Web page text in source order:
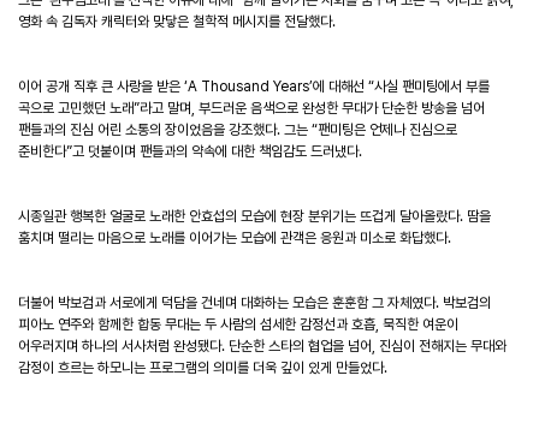
영화 속 김독자 캐릭터와 맞닿은 철학적 메시지를 전달했다.
이어 공개 직후 큰 사랑을 받은 ‘A Thousand Years’에 대해선 “사실 팬미팅에서 부를
곡으로 고민했던 노래”라고 말며, 부드러운 음색으로 완성한 무대가 단순한 방송을 넘어
팬들과의 진심 어린 소통의 장이었음을 강조했다. 그는 “팬미팅은 언제나 진심으로
준비한다”고 덧붙이며 팬들과의 약속에 대한 책임감도 드러냈다.
시종일관 행복한 얼굴로 노래한 안효섭의 모습에 현장 분위기는 뜨겁게 달아올랐다. 땀을
훔치며 떨리는 마음으로 노래를 이어가는 모습에 관객은 응원과 미소로 화답했다.
더불어 박보검과 서로에게 덕담을 건네며 대화하는 모습은 훈훈함 그 자체였다. 박보검의
피아노 연주와 함께한 합동 무대는 두 사람의 섬세한 감정선과 호흡, 묵직한 여운이
어우러지며 하나의 서사처럼 완성됐다. 단순한 스타의 협업을 넘어, 진심이 전해지는 무대와
감정이 흐르는 하모니는 프로그램의 의미를 더욱 깊이 있게 만들었다.